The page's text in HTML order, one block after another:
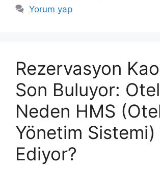
Yorum yap
Rezervasyon
Son Buluyor:
Neden HMS
Yönetim Sistemi)
Ediyor?